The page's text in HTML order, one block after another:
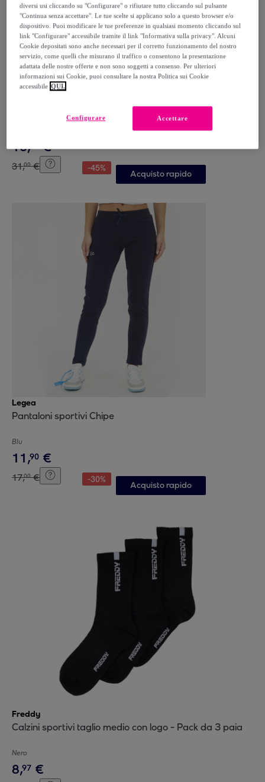
Legea
Leggins da donna per allenamento Cerbero
16, €
31,00 € -45%
Acquisto rapido
Legea
Pantaloni sportivi Chipe
Blu
11,90 €
17,00 € -30%
Acquisto rapido
Freddy
Calzini sportivi taglio medio con logo - Pack da 3 paia
Nero
8,97 €
diversi usi cliccando su "Configurare" o rifiutare tutto cliccando sul pulsante
"Continua senza accettare". Le tue scelte si applicano solo a questo browser e/o
dispositivo. Puoi modificare le tue preferenze in qualsiasi momento cliccando sul
link "Configurare" accessibile tramite il link "Informativa sulla privacy". Alcuni
Cookie depositati sono anche necessari per il corretto funzionamento del nostro
servizio, come quelli che misurano il traffico o consentono la presentazione
adattata delle nostre offerte e non sono soggetti a consenso. Per ulteriori
informazioni sui Cookie, puoi consultare la nostra Politica sui Cookie
accessibile QUI.
Accettare
Configurare